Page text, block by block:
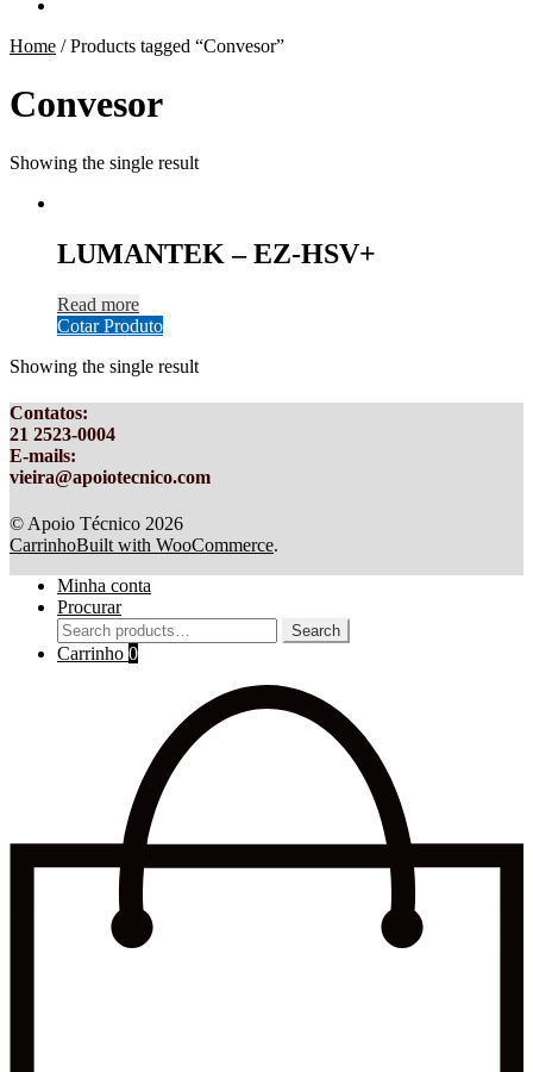
Home /Products tagged “Convesor”
Convesor
Showing the single result
LUMANTEK – EZ-HSV+
Read more
Cotar Produto
Showing the single result
Contatos:
21 2523-0004
E-mails:
vieira@apoiotecnico.com
© Apoio Técnico 2026
CarrinhoBuilt with WooCommerce.
Minha conta
Procurar
Search
for:
Search
Carrinho 0